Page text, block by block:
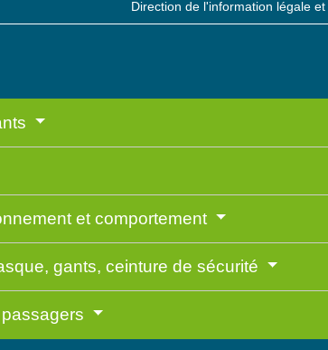
Direction de l'information légale
et comportement
gants, ceinture de sécurité